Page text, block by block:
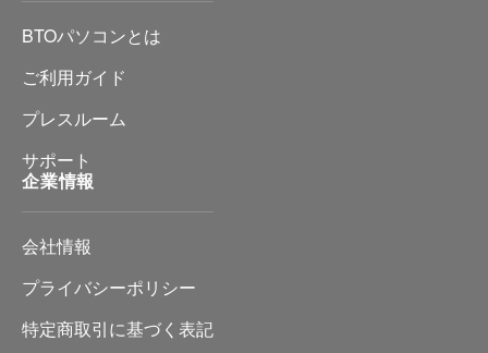
BTOパソコンとは
ご利用ガイド
プレスルーム
サポート
企業情報
会社情報
プライバシーポリシー
特定商取引に基づく表記